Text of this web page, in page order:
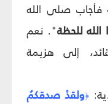
صلى الله
للحظة". نعم
إلى هزيمة
﴿ولقدْ صدقكمُ